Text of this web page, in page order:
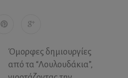
Όμορφες δημιουργίες
από τα “Λουλουδάκια”,